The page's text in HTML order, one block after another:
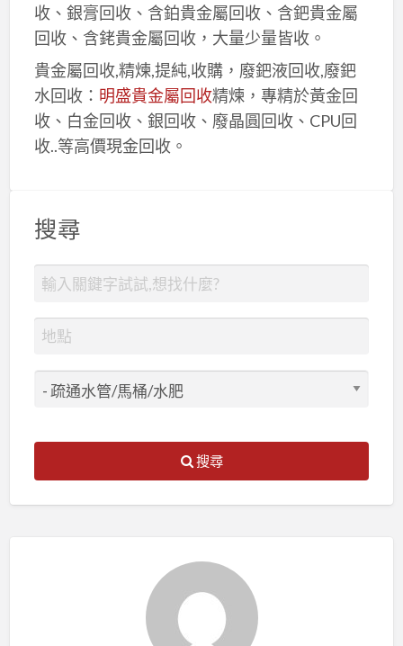
收、銀膏回收、含鉑貴金屬回收、含鈀貴金屬
回收、含銠貴金屬回收，大量少量皆收。
貴金屬回收,精煉,提純,收購，廢鈀液回收,廢鈀
水回收： 明盛貴金屬回收精煉，專精於黃金回
收、白金回收、銀回收、廢晶圓回收、CPU回
收..等高價現金回收。
搜尋
搜尋